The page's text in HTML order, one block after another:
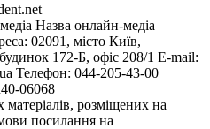
Назва онлайн-медіа –
02091, місто Київ,
172-Б, офіс 208/1 E-mail:
Телефон: 044-205-43-00
06068
розміщених на
посилання на